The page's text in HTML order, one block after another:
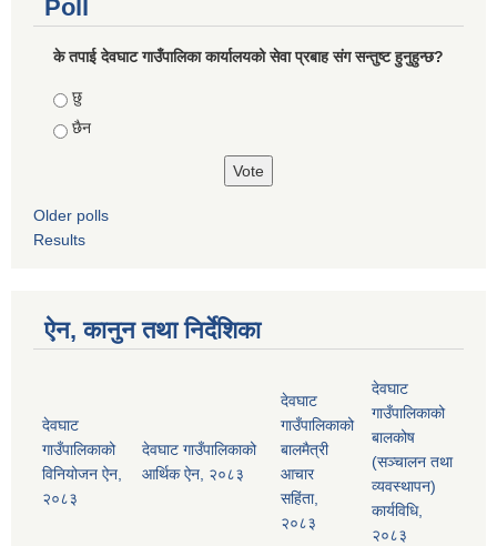
Poll
के तपाई देवघाट गाउँपालिका कार्यालयको सेवा प्रबाह संग सन्तुष्ट हुनुहुन्छ?
Choices
छु
छैन
Older polls
Results
ऐन, कानुन तथा निर्देशिका
देवघाट
गाउँपालिकाको
विनियोजन ऐन,
२०८३
देवघाट गाउँपालिकाको
आर्थिक ऐन, २०८३
देवघाट
गाउँपालिकाको
बालमैत्री
आचार
सहिंता,
२०८३
देवघाट
गाउँपालिकाको
बालकोष
(सञ्चालन तथा
व्यवस्थापन)
कार्यविधि,
२०८३